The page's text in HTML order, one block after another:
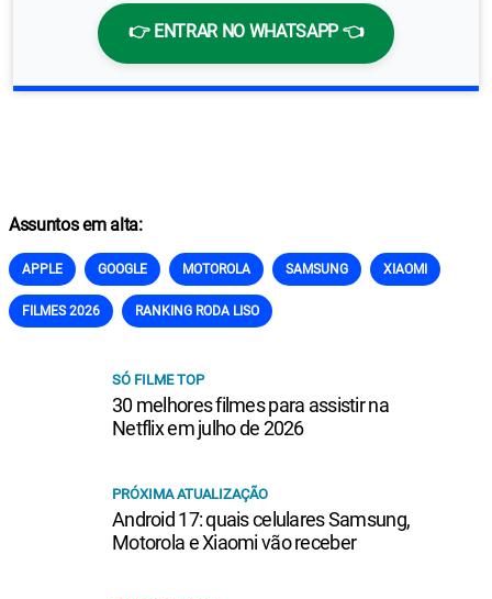
👉 ENTRAR NO WHATSAPP 👈
Assuntos em alta:
APPLE GOOGLE MOTOROLA SAMSUNG XIAOMI
FILMES 2026 RANKING RODA LISO
SÓ FILME TOP
30 melhores filmes para assistir na
Netflix em julho de 2026
PRÓXIMA ATUALIZAÇÃO
Android 17: quais celulares Samsung,
Motorola e Xiaomi vão receber